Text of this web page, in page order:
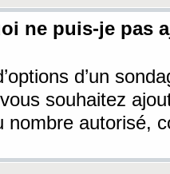
ne puis-je pas
d’un
souhaitez
nombre autorisé,